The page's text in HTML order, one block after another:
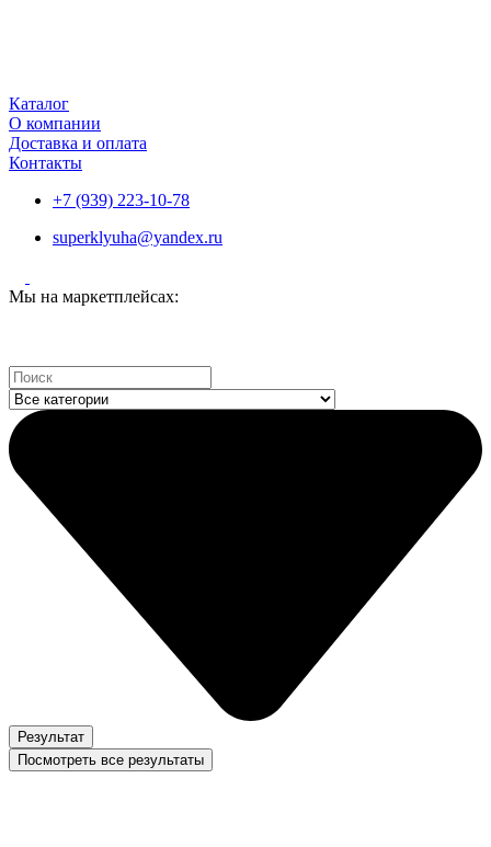
Каталог
О компании
Доставка и оплата
Контакты
+7 (939) 223-10-78
superklyuha@yandex.ru
Мы на маркетплейсах:
Search
...
Результат
Посмотреть все результаты